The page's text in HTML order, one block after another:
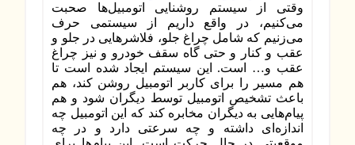
وقتی از سیستم روشنایی اتومبیل‌ها صحبت
می‌کنیم، در واقع داریم از سیستمی حرف
می‌زنیم که شامل چراغ جلو، فلاشرهایی در جلو و
عقب و کنار و حتی گاه سقف خودرو و نیز چراغ‌
عقب و… است. این سیستم ایجاد شده است تا
هم مسیر را برای کاربر اتومبیل روشن کند، هم
باعث تشخیص اتومبیل توسط دیگران شود و هم
پیام‌هایی به دیگران مخابره کند که این اتومبیل چه
اندازه‌ای داشته و چه سرعتی دارد و در چه